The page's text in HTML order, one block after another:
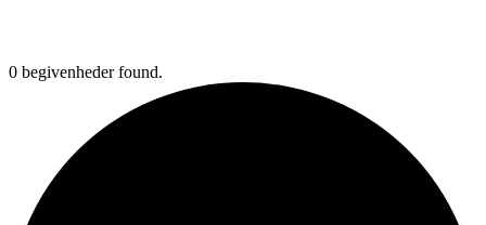
0 begivenheder found.